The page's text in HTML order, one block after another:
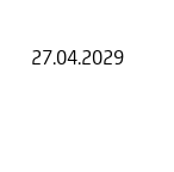
27.04.2029